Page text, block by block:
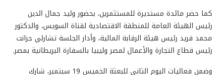
كما حضر مائدة مستديرة للمستثمرين، بحضور وليد جمال الدين
رئيس الهيئة العامة للمنطقة الاقتصادية لقناة السويس، والدكتور
محمد فريد رئيس هيئة الرقابة المالية، وأدار الجلسة تشارلي جرانت
رئيس قطاع التجارة والأعمال لمصر وليبيا بالسفارة البريطانية بمصر.
وضمن فعاليات اليوم الثانى للبعثة الخميس 19 سبتمبر، شارك